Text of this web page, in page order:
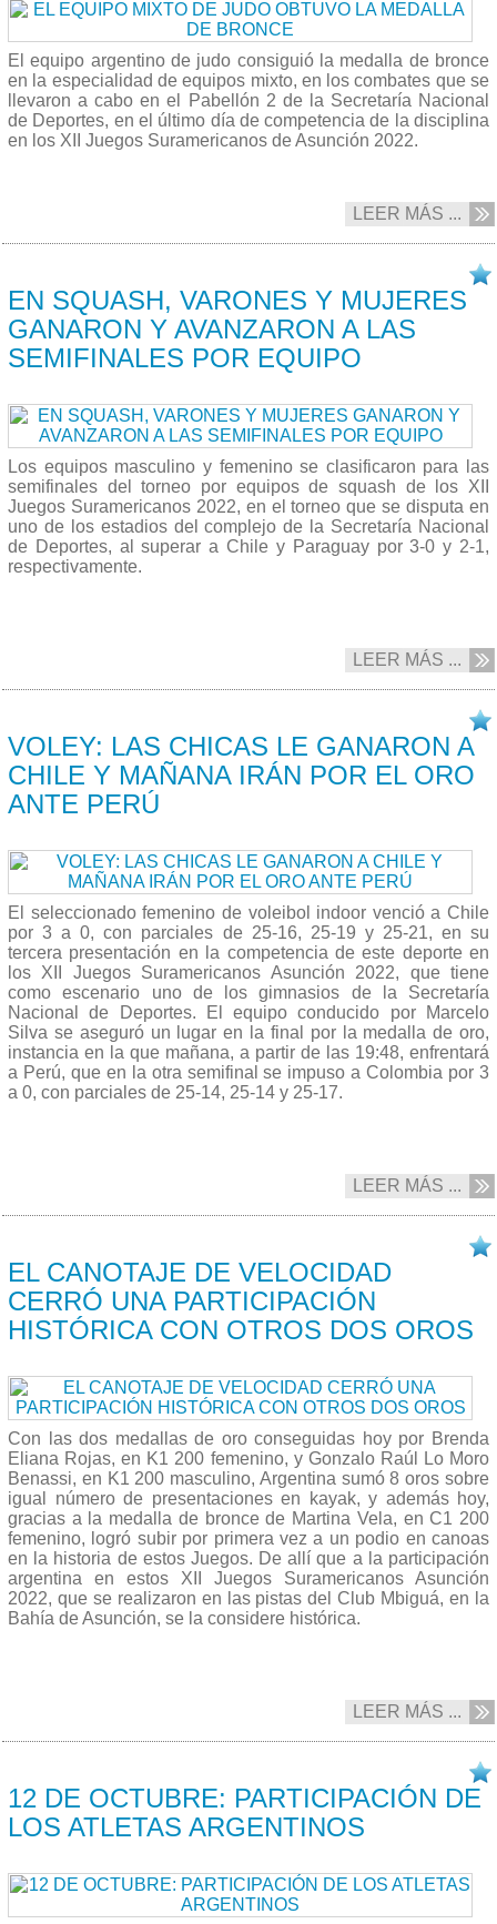
El equipo argentino de judo consiguió la medalla de bronce
en la especialidad de equipos mixto, en los combates que se
llevaron a cabo en el Pabellón 2 de la Secretaría Nacional
de Deportes, en el último día de competencia de la disciplina
en los XII Juegos Suramericanos de Asunción 2022.
LEER MÁS ...
EN SQUASH, VARONES Y MUJERES
GANARON Y AVANZARON A LAS
SEMIFINALES POR EQUIPO
Los equipos masculino y femenino se clasificaron para las
semifinales del torneo por equipos de squash de los XII
Juegos Suramericanos 2022, en el torneo que se disputa en
uno de los estadios del complejo de la Secretaría Nacional
de Deportes, al superar a Chile y Paraguay por 3-0 y 2-1,
respectivamente.
LEER MÁS ...
VOLEY: LAS CHICAS LE GANARON A
CHILE Y MAÑANA IRÁN POR EL ORO
ANTE PERÚ
El seleccionado femenino de voleibol indoor venció a Chile
por 3 a 0, con parciales de 25-16, 25-19 y 25-21, en su
tercera presentación en la competencia de este deporte en
los XII Juegos Suramericanos Asunción 2022, que tiene
como escenario uno de los gimnasios de la Secretaría
Nacional de Deportes. El equipo conducido por Marcelo
Silva se aseguró un lugar en la final por la medalla de oro,
instancia en la que mañana, a partir de las 19:48, enfrentará
a Perú, que en la otra semifinal se impuso a Colombia por 3
a 0, con parciales de 25-14, 25-14 y 25-17.
LEER MÁS ...
EL CANOTAJE DE VELOCIDAD
CERRÓ UNA PARTICIPACIÓN
HISTÓRICA CON OTROS DOS OROS
Con las dos medallas de oro conseguidas hoy por Brenda
Eliana Rojas, en K1 200 femenino, y Gonzalo Raúl Lo Moro
Benassi, en K1 200 masculino, Argentina sumó 8 oros sobre
igual número de presentaciones en kayak, y además hoy,
gracias a la medalla de bronce de Martina Vela, en C1 200
femenino, logró subir por primera vez a un podio en canoas
en la historia de estos Juegos. De allí que a la participación
argentina en estos XII Juegos Suramericanos Asunción
2022, que se realizaron en las pistas del Club Mbiguá, en la
Bahía de Asunción, se la considere histórica.
LEER MÁS ...
12 DE OCTUBRE: PARTICIPACIÓN DE
LOS ATLETAS ARGENTINOS